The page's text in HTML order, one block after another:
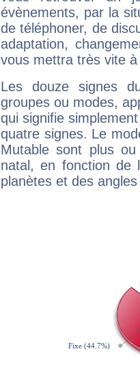
évènements, par la
de téléphoner, de
adaptation,
vous mettra très vite
Les douze signes
groupes ou modes,
qui signifie
quatre signes. Le
Mutable sont plus
natal, en fonction de
planètes et des